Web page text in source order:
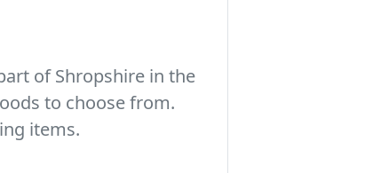
of Shropshire in the
to choose from.
items.